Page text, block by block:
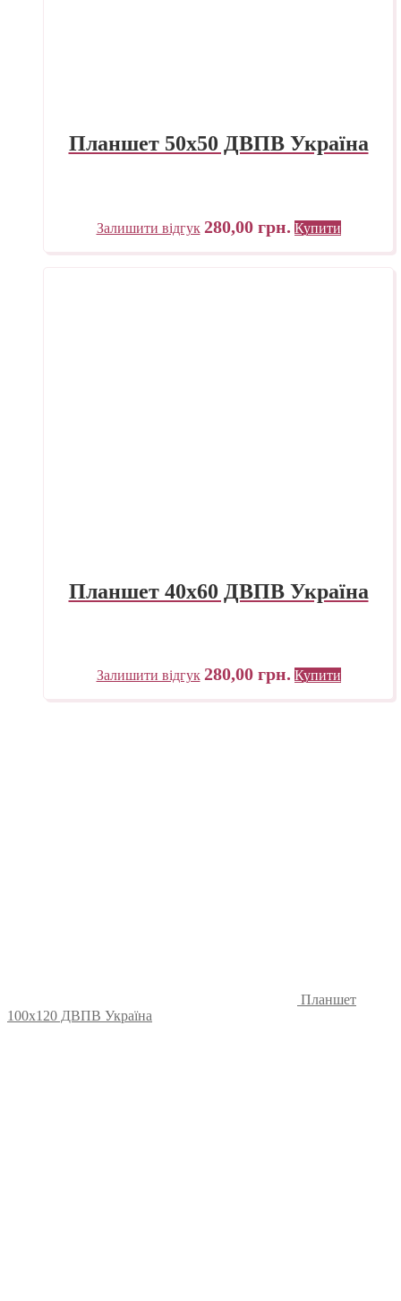
Планшет 50х50 ДВПВ Україна
Залишити відгук 280,00 грн. Купити
Планшет 40х60 ДВПВ Україна
Залишити відгук 280,00 грн. Купити
Планшет
100х120 ДВПВ Україна